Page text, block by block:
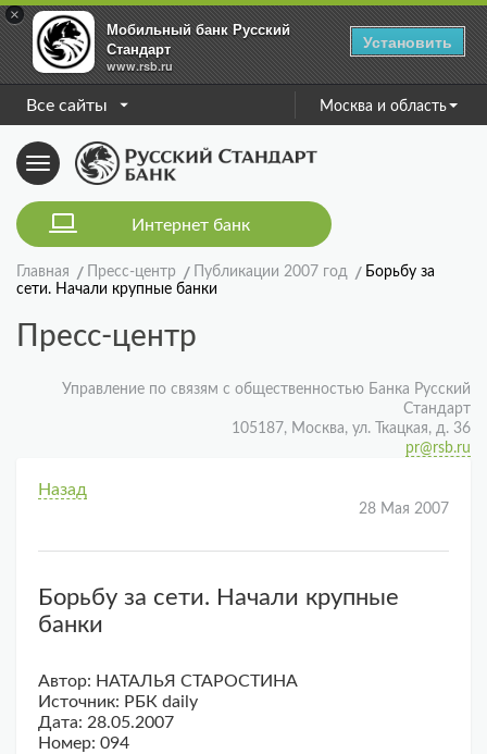
×
Мобильный банк Русский
Стандарт
www.rsb.ru
Установить
Все сайты Москва и область
Toggle
navigation
Интернет банк
Главная Пресс-центр Публикации 2007 год
Борьбу за
сети. Начали крупные банки
Пресс-центр
Управление по связям с общественностью Банка Русский
Стандарт
105187, Москва, ул. Ткацкая, д. 36
pr@rsb.ru
Назад
28 Мая 2007
Борьбу за сети. Начали крупные
банки
Автор: НАТАЛЬЯ СТАРОСТИНА
Источник: РБК daily
Дата: 28.05.2007
Номер: 094